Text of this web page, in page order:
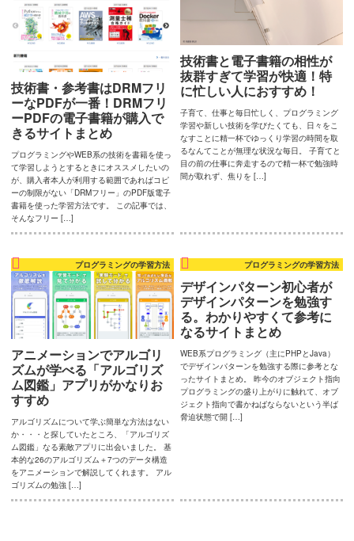
ろ。
毎
日
ウ
ェ
ブ
っ
て
ま
す。
技術書・参考書はDRMフリ
ーなPDFが一番！DRMフリ
ーPDFの電子書籍が購入で
きるサイトまとめ
プログラミングやWEB系の技術を書籍を使っ
て学習しようとするときにオススメしたいの
が、購入者本人が利用する範囲であればコピ
ーの制限がない「DRMフリー」のPDF版電子
書籍を使った学習方法です。 この記事では、
そんなフリー […]
技術書と電子書籍の相性が
抜群すぎて学習が快適！特
に忙しい人におすすめ！
子育て、仕事と毎日忙しく、プログラミング
学習や新しい技術を学びたくても、日々をこ
なすことに精一杯でゆっくり学習の時間を取
るなんてことが無理な状況な毎日。 子育てと
目の前の仕事に奔走するので精一杯で勉強時
間が取れず、焦りを […]
プログラミングの学習方法
アニメーションでアルゴリ
ズムが学べる「アルゴリズ
ム図鑑」アプリがかなりお
すすめ
アルゴリズムについて学ぶ簡単な方法はない
か・・・と探していたところ、「アルゴリズ
ム図鑑」なる素敵アプリに出会いました。 基
本的な26のアルゴリズム＋7つのデータ構造
をアニメーションで解説してくれます。 アル
ゴリズムの勉強 […]
プログラミングの学習方法
デザインパターン初心者が
デザインパターンを勉強す
る。わかりやすくて参考に
なるサイトまとめ
WEB系プログラミング（主にPHPとJava）
でデザインパターンを勉強する際に参考とな
ったサイトまとめ。 昨今のオブジェクト指向
プログラミングの盛り上がりに触れて、オブ
ジェクト指向で書かねばならないという半ば
脅迫状態で開 […]